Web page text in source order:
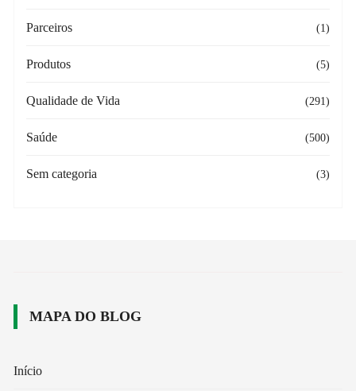
Parceiros (1)
Produtos (5)
Qualidade de Vida (291)
Saúde (500)
Sem categoria (3)
MAPA DO BLOG
Início